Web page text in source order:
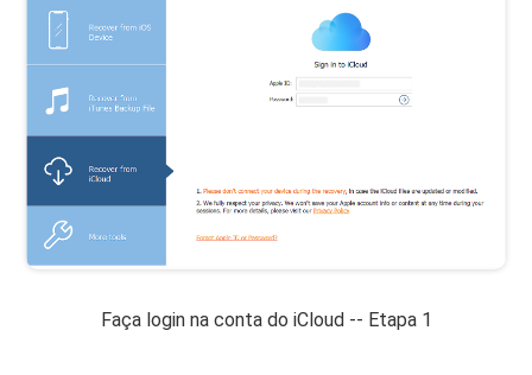
Faça login na conta do iCloud -- Etapa 1